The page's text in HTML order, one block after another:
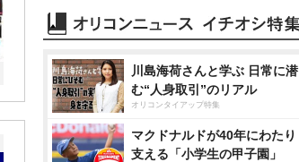
川島海荷さんと学ぶ 日常に潜
む“人身取引”のリアル
オリコンタイアップ特集
マクドナルドが40年にわたり
支える「小学生の甲子園」